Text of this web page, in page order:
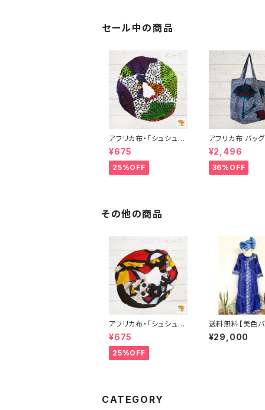
セール中の商品
アフリカ布・「シュシュ」
アフリカンプリント パー
ニュ カンガ キテンゲ ト
ートバッグ エコバッグ
ギニア フェアトレード I
¥675
25%OFF
アフリカ布 バッ
アフリカンプリン
ニュ カンガ キテ
ートバッグ エコ
ギニア フェアト
¥2,496
36%OFF
その他の商品
アフリカ布・「シュシュ」
アフリカンプリント パー
ニュ カンガ キテンゲ ト
ートバッグ エコバッグ
ギニア フェアトレード I
¥675
25%OFF
送料無料【美色バ
西アフリカ 結婚
用ワンピース｜
¥29,000
CATEGORY